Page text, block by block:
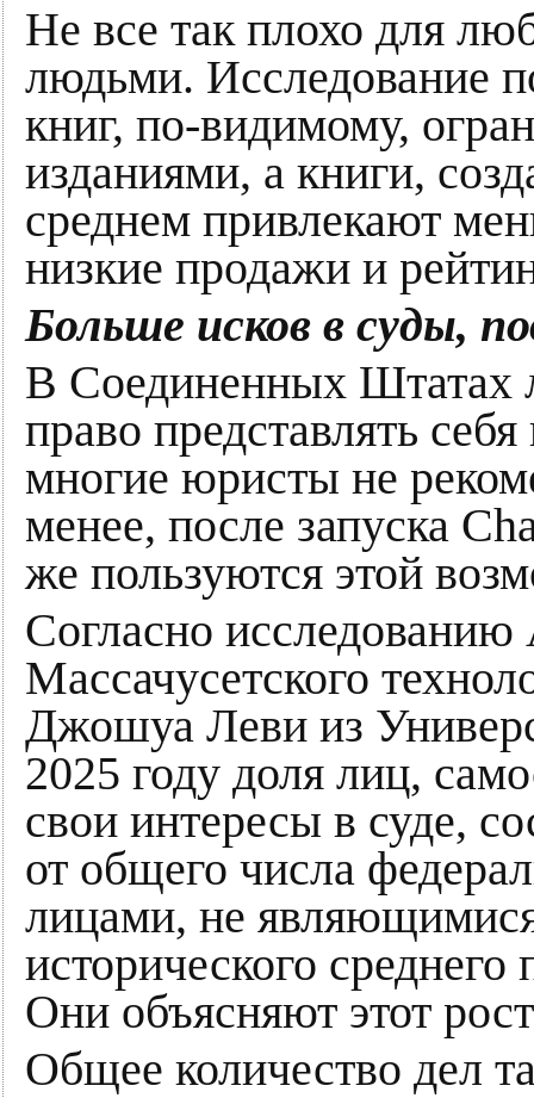
Не все так плохо для
людьми. Исследование
книг, по-видимому,
изданиями, а книги,
среднем привлекают
низкие продажи и
Больше исков в суды,
В Соединенных Штатах
право представлять
многие юристы не
менее, после запуска
же пользуются этой
Согласно
Массачусетского
Джошуа Леви из
2025 году доля лиц,
свои интересы в суде,
от общего числа
лицами, не
исторического среднего
Они объясняют этот
Общее количество дел